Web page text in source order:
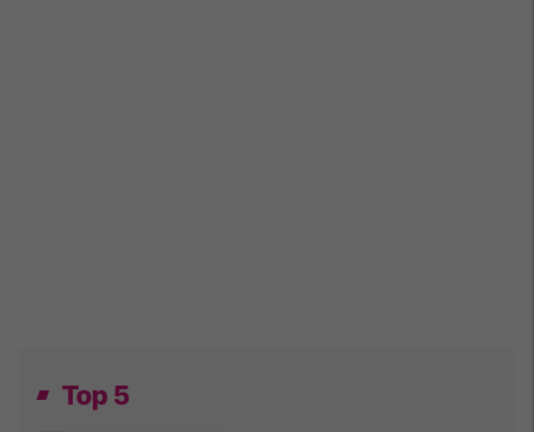
Top 5